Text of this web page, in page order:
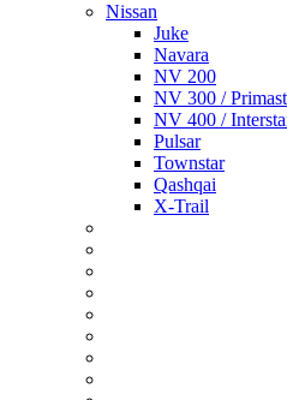
Nissan
Juke
Navara
NV 200
NV 300 /
NV 400 /
Pulsar
Townstar
Qashqai
X-Trail